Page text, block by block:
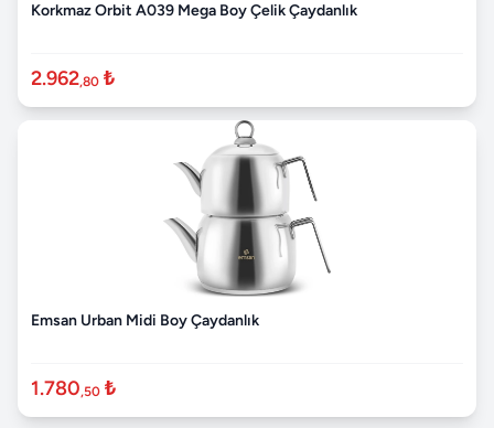
Korkmaz Orbit A039 Mega Boy Çelik Çaydanlık
2.962,80 ₺
Emsan Urban Midi Boy Çaydanlık
1.780,50 ₺